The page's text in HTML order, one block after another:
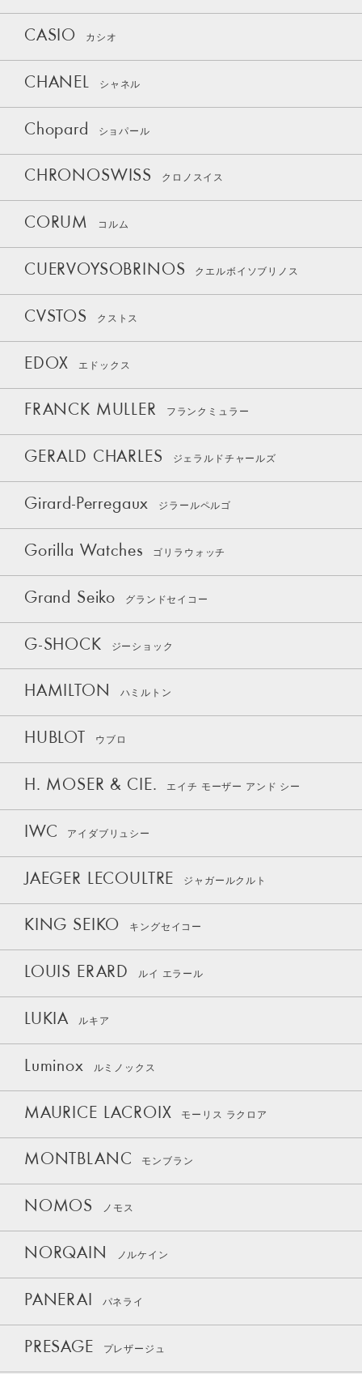
CASIO カシオ
CHANEL シャネル
Chopard ショパール
CHRONOSWISS クロノスイス
CORUM コルム
CUERVOYSOBRINOS クエルボイソブリノス
CVSTOS クストス
EDOX エドックス
FRANCK MULLER フランクミュラー
GERALD CHARLES ジェラルドチャールズ
Girard-Perregaux ジラールペルゴ
Gorilla Watches ゴリラウォッチ
Grand Seiko グランドセイコー
G-SHOCK ジーショック
HAMILTON ハミルトン
HUBLOT ウブロ
H. MOSER & CIE. エイチ モーザー アンド シー
IWC アイダブリュシー
JAEGER LECOULTRE ジャガールクルト
KING SEIKO キングセイコー
LOUIS ERARD ルイ エラール
LUKIA ルキア
Luminox ルミノックス
MAURICE LACROIX モーリス ラクロア
MONTBLANC モンブラン
NOMOS ノモス
NORQAIN ノルケイン
PANERAI パネライ
PRESAGE プレザージュ